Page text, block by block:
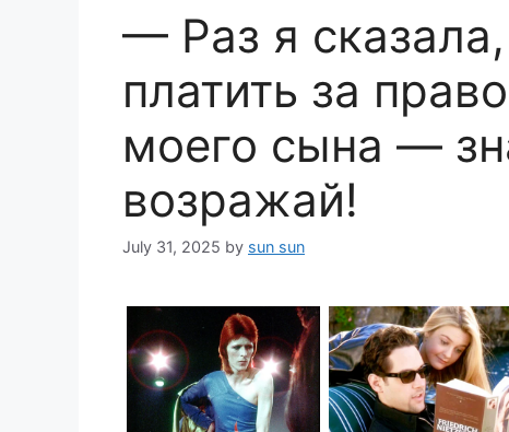
— Раз я
платить за
моего сына —
возражай!
July 31, 2025 by sun sun